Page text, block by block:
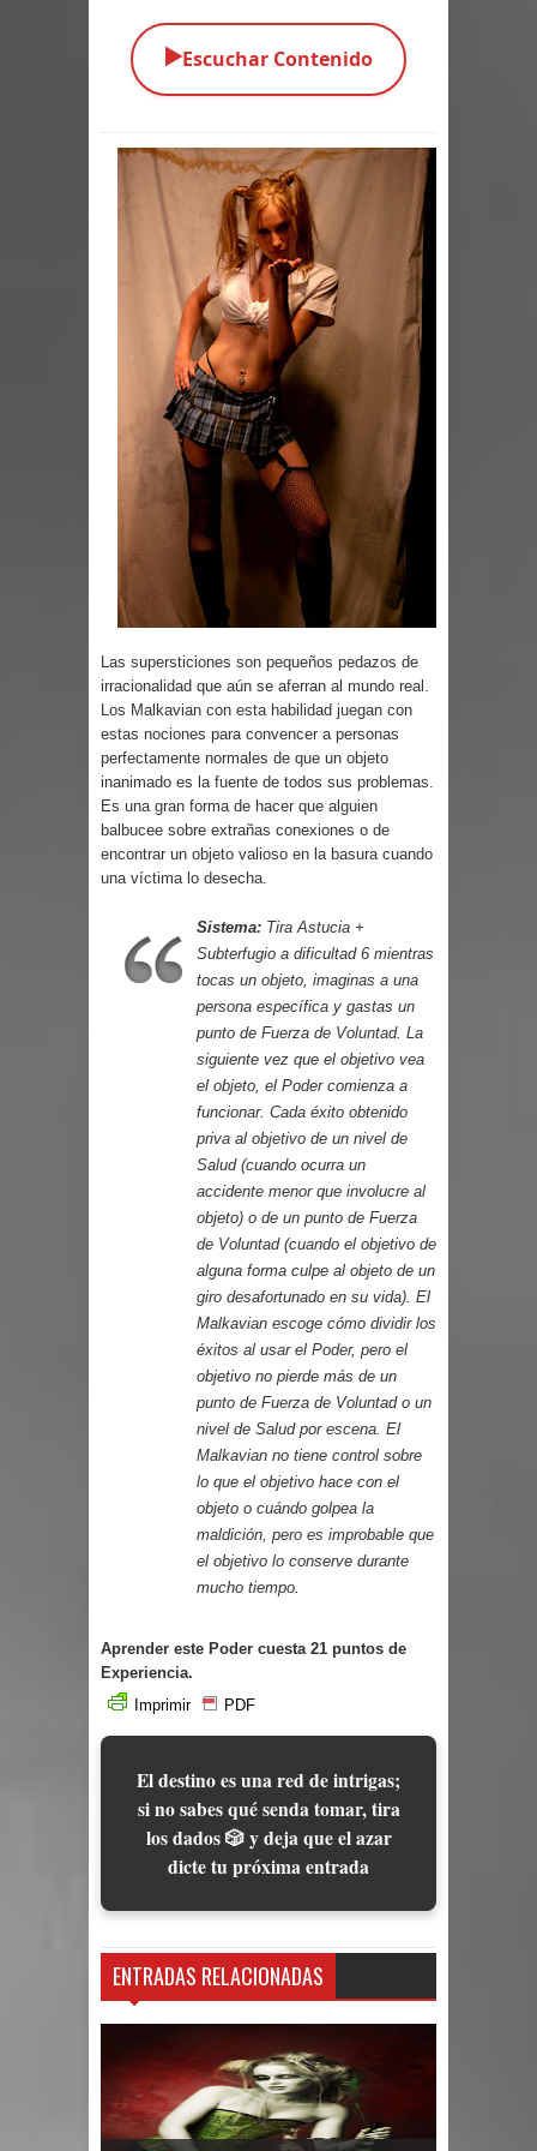
Parte 03: La Traición
Parte 01: El Comienzo
Parte 01: El Enemigo Interior
Exaltados y Muertos Vivientes
Los Muertos se Levantan (Relato)
Los Monstruos más Buscados
Parte 09: Los Muertos Cuentan
Cuentos
Parte 08: Ultratumba
▶️Escuchar Contenido
Las supersticiones son pequeños pedazos de
irracionalidad que aún se aferran al mundo real.
Los Malkavian con esta habilidad juegan con
estas nociones para convencer a personas
perfectamente normales de que un objeto
inanimado es la fuente de todos sus problemas.
Es una gran forma de hacer que alguien
balbucee sobre extrañas conexiones o de
encontrar un objeto valioso en la basura cuando
una víctima lo desecha.
Sistema: Tira Astucia +
Subterfugio a dificultad 6 mientras
tocas un objeto, imaginas a una
persona específica y gastas un
punto de Fuerza de Voluntad. La
siguiente vez que el objetivo vea
el objeto, el Poder comienza a
funcionar. Cada éxito obtenido
priva al objetivo de un nivel de
Salud (cuando ocurra un
accidente menor que involucre al
objeto) o de un punto de Fuerza
de Voluntad (cuando el objetivo de
alguna forma culpe al objeto de un
giro desafortunado en su vida). El
Malkavian escoge cómo dividir los
éxitos al usar el Poder, pero el
objetivo no pierde más de un
punto de Fuerza de Voluntad o un
nivel de Salud por escena. El
Malkavian no tiene control sobre
lo que el objetivo hace con el
objeto o cuándo golpea la
maldición, pero es improbable que
el objetivo lo conserve durante
mucho tiempo.
Aprender este Poder cuesta 21 puntos de
Experiencia.
Imprimir
PDF
El destino es una red de intrigas;
si no sabes qué senda tomar, tira
los dados 🎲 y deja que el azar
dicte tu próxima entrada
ENTRADAS RELACIONADAS